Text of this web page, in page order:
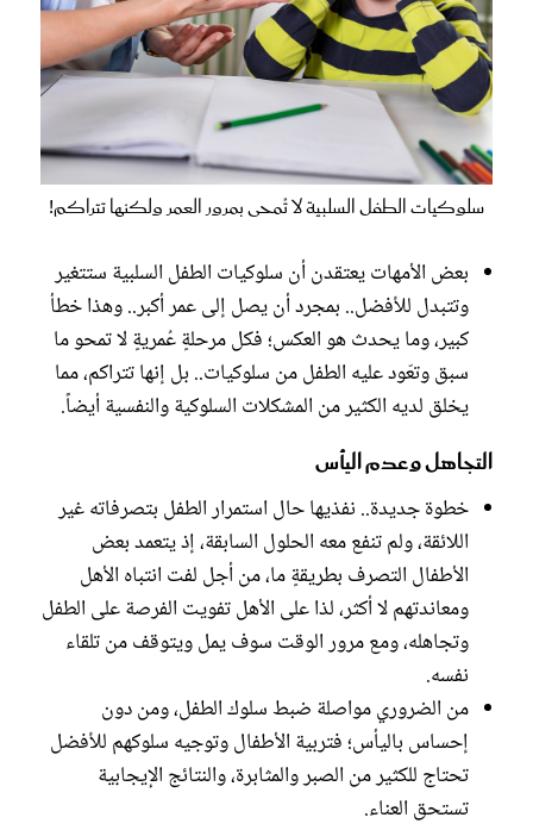
سلوكيات الطفل السلبية لا تُمحى بمرور العمر ولكنها تتراكم!
بعض الأمهات يعتقدن أن سلوكيات الطفل السلبية ستتغير
وتتبدل للأفضل.. بمجرد أن يصل إلى عمر أكبر.. وهذا خطأ
كبير، وما يحدث هو العكس؛ فكل مرحلةٍ عُمريةٍ لا تمحو ما
سبق وتعّود عليه الطفل من سلوكيات.. بل إنها تتراكم، مما
يخلق لديه الكثير من المشكلات السلوكية والنفسية أيضاً.
التجاهل وعدم اليأس
خطوة جديدة.. نفذيها حال استمرار الطفل بتصرفاته غير
اللائقة، ولم تنفع معه الحلول السابقة، إذ يتعمد بعض
الأطفال التصرف بطريقةٍ ما، من أجل لفت انتباه الأهل
ومعاندتهم لا أكثر، لذا على الأهل تفويت الفرصة على الطفل
وتجاهله، ومع مرور الوقت سوف يمل ويتوقف من تلقاء
نفسه.
من الضروري مواصلة ضبط سلوك الطفل، ومن دون
إحساس باليأس؛ فتربية الأطفال وتوجيه سلوكهم للأفضل
تحتاج للكثير من الصبر والمثابرة، والنتائج الإيجابية
تستحق العناء.